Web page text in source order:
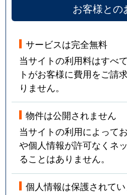
お客様との
サービスは完全無料
当サイトの利用料はすべ
トがお客様に費用をご請
りません。
物件は公開されません
当サイトの利用によって
や個人情報が許可なくネ
ることはありません。
個人情報は保護されて